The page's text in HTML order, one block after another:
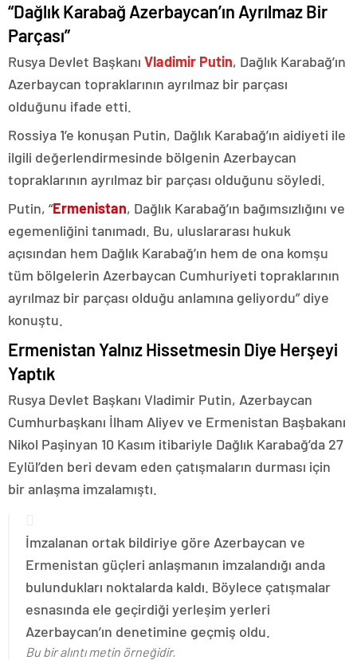
“Dağlık Karabağ Azerbaycan’ın Ayrılmaz Bir
Parçası”
Rusya Devlet Başkanı Vladimir Putin, Dağlık Karabağ’ın
Azerbaycan topraklarının ayrılmaz bir parçası
olduğunu ifade etti.
Rossiya 1’e konuşan Putin, Dağlık Karabağ’ın aidiyeti ile
ilgili değerlendirmesinde bölgenin Azerbaycan
topraklarının ayrılmaz bir parçası olduğunu söyledi.
Putin, “Ermenistan, Dağlık Karabağ’ın bağımsızlığını ve
egemenliğini tanımadı. Bu, uluslararası hukuk
açısından hem Dağlık Karabağ’ın hem de ona komşu
tüm bölgelerin Azerbaycan Cumhuriyeti topraklarının
ayrılmaz bir parçası olduğu anlamına geliyordu” diye
konuştu.
Ermenistan Yalnız Hissetmesin Diye Herşeyi
Yaptık
Rusya Devlet Başkanı Vladimir Putin, Azerbaycan
Cumhurbaşkanı İlham Aliyev ve Ermenistan Başbakanı
Nikol Paşinyan 10 Kasım itibariyle Dağlık Karabağ’da 27
Eylül’den beri devam eden çatışmaların durması için
bir anlaşma imzalamıştı.
İmzalanan ortak bildiriye göre Azerbaycan ve
Ermenistan güçleri anlaşmanın imzalandığı anda
bulundukları noktalarda kaldı. Böylece çatışmalar
esnasında ele geçirdiği yerleşim yerleri
Azerbaycan’ın denetimine geçmiş oldu.
Bu bir alıntı metin örneğidir.